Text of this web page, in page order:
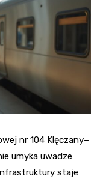
nr 104 Klęczany–
umyka uwadze
staje